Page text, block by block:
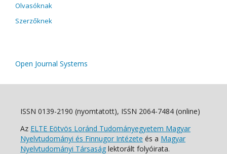
Olvasóknak
Szerzőknek
Open Journal Systems
ISSN 0139-2190 (nyomtatott), ISSN 2064-7484 (online)
Az ELTE Eötvös Loránd Tudományegyetem Magyar
Nyelvtudományi és Finnugor Intézete és a Magyar
Nyelvtudományi Társaság lektorált folyóirata.